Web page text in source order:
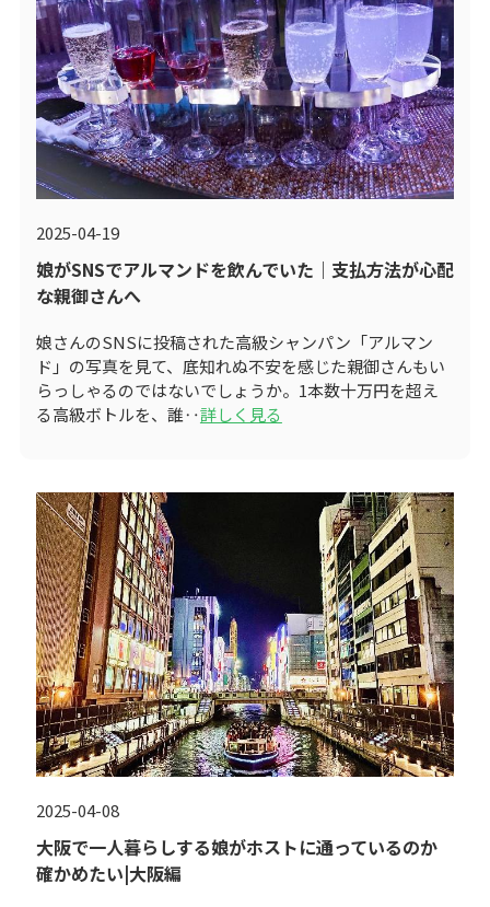
2025-04-19
娘がSNSでアルマンドを飲んでいた｜支払方法が心配
な親御さんへ
娘さんのSNSに投稿された高級シャンパン「アルマン
ド」の写真を見て、底知れぬ不安を感じた親御さんもい
らっしゃるのではないでしょうか。1本数十万円を超え
る高級ボトルを、誰‥詳しく見る
2025-04-08
大阪で一人暮らしする娘がホストに通っているのか
確かめたい|大阪編